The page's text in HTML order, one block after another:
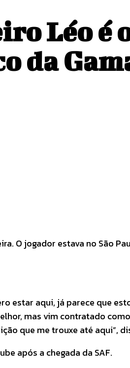
Léo
da
O jogador estava no São
estar aqui, já parece que
mas vim contratado
que me trouxe até aqui”,
após a chegada da SAF.